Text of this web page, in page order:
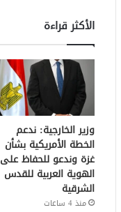
الأكثر قراءة
وزير الخارجية: ندعم
الخطة الأمريكية بشأن
غزة وندعو للحفاظ على
الهوية العربية للقدس
الشرقية
منذ 4 ساعات